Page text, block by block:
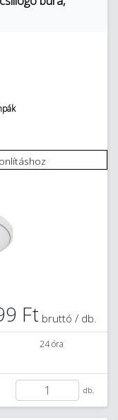
Ft bruttó / db.
24 óra
db.